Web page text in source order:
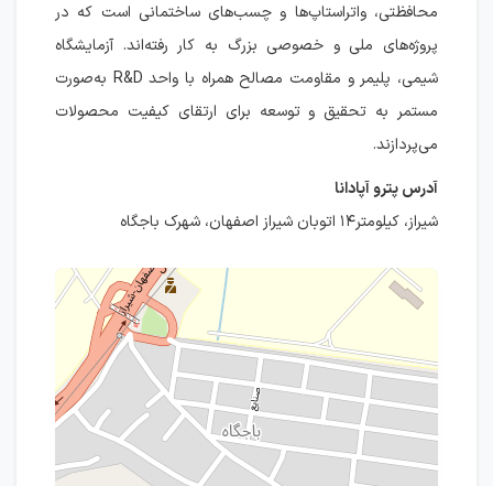
محافظتی، واتراستاپ‌ها و چسب‌های ساختمانی است که در
پروژه‌های ملی و خصوصی بزرگ به کار رفته‌اند. آزمایشگاه
شیمی، پلیمر و مقاومت مصالح همراه با واحد R&D به‌صورت
مستمر به تحقیق و توسعه برای ارتقای کیفیت محصولات
می‌پردازند.
آدرس پترو آپادانا
شیراز، کیلومتر۱۴ اتوبان شیراز اصفهان، شهرک باجگاه